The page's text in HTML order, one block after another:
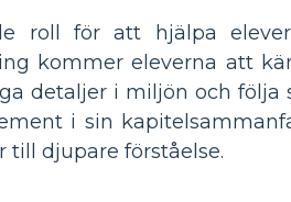
roll för att hjälpa
kommer eleverna att
detaljer i miljön och
i sin
till djupare förståelse.